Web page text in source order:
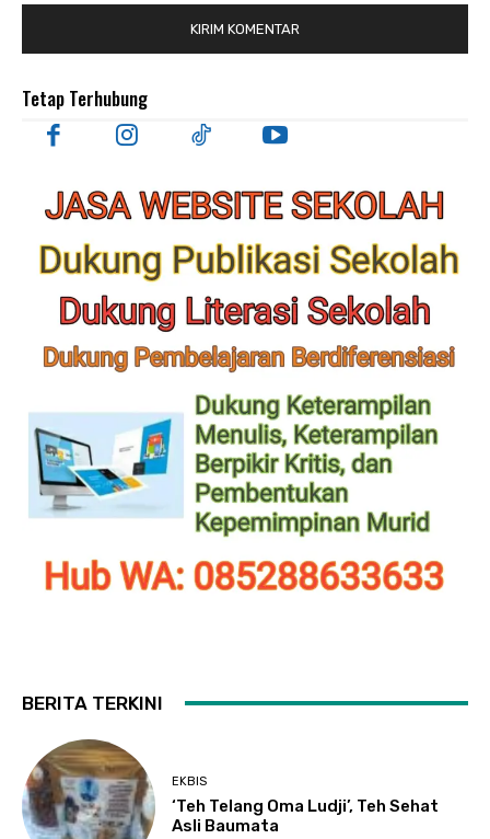
Tetap Terhubung
BERITA TERKINI
EKBIS
‘Teh Telang Oma Ludji’, Teh Sehat
Asli Baumata